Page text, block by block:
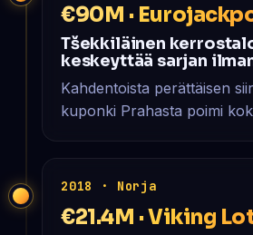
€90M ·
Tšekkiläinen
keskeyttää sarjan
Kahdentoista perättäisen
kuponki Prahasta poimi
2018 · Norja
€21.4M · Viking